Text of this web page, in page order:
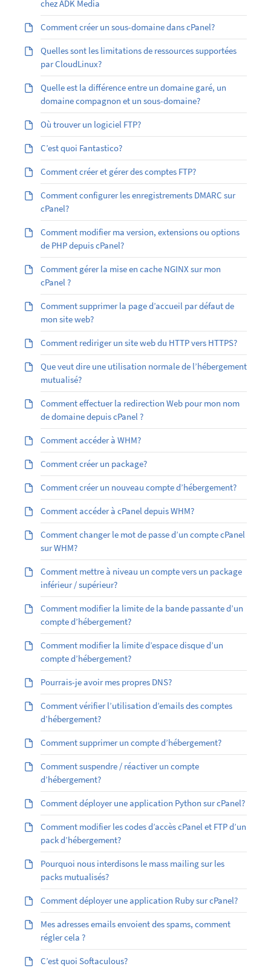
chez ADK Media
Comment créer un sous-domaine dans cPanel?
Quelles sont les limitations de ressources supportées
par CloudLinux?
Quelle est la différence entre un domaine garé, un
domaine compagnon et un sous-domaine?
Où trouver un logiciel FTP?
C’est quoi Fantastico?
Comment créer et gérer des comptes FTP?
Comment configurer les enregistrements DMARC sur
cPanel?
Comment modifier ma version, extensions ou options
de PHP depuis cPanel?
Comment gérer la mise en cache NGINX sur mon
cPanel ?
Comment supprimer la page d’accueil par défaut de
mon site web?
Comment rediriger un site web du HTTP vers HTTPS?
Que veut dire une utilisation normale de l’hébergement
mutualisé?
Comment effectuer la redirection Web pour mon nom
de domaine depuis cPanel ?
Comment accéder à WHM?
Comment créer un package?
Comment créer un nouveau compte d’hébergement?
Comment accéder à cPanel depuis WHM?
Comment changer le mot de passe d’un compte cPanel
sur WHM?
Comment mettre à niveau un compte vers un package
inférieur / supérieur?
Comment modifier la limite de la bande passante d’un
compte d’hébergement?
Comment modifier la limite d’espace disque d’un
compte d’hébergement?
Pourrais-je avoir mes propres DNS?
Comment vérifier l’utilisation d’emails des comptes
d’hébergement?
Comment supprimer un compte d’hébergement?
Comment suspendre / réactiver un compte
d’hébergement?
Comment déployer une application Python sur cPanel?
Comment modifier les codes d’accès cPanel et FTP d’un
pack d’hébergement?
Pourquoi nous interdisons le mass mailing sur les
packs mutualisés?
Comment déployer une application Ruby sur cPanel?
Mes adresses emails envoient des spams, comment
régler cela ?
C’est quoi Softaculous?